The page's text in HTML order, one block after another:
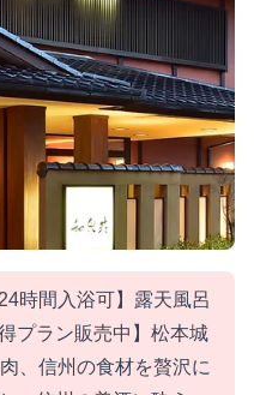
時間入浴可】露天風呂
プラン販売中】松本城
、信州の食材を贅沢に